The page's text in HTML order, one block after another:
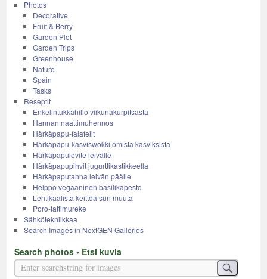
Photos
Decorative
Fruit & Berry
Garden Plot
Garden Trips
Greenhouse
Nature
Spain
Tasks
Reseptit
Enkelintukkahillo viikunakurpitsasta
Hannan naattimuhennos
Härkäpapu-falafelit
Härkäpapu-kasviswokki omista kasviksista
Härkäpapulevite leivälle
Härkäpapupihvit jugurttikastikkeella
Härkäpaputahna leivän päälle
Helppo vegaaninen basilikapesto
Lehtikaalista keittoa sun muuta
Poro-tattimureke
Sähkötekniikkaa
Search Images in NextGEN Galleries
Search photos • Etsi kuvia